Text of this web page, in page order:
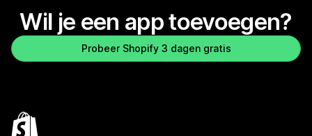
Wil je een app toevoegen?
Probeer Shopify 3 dagen gratis